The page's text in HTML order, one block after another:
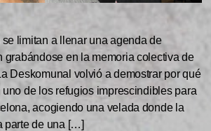
limitan a llenar una agenda de
grabándose en la memoria colectiva de
Deskomunal volvió a demostrar por qué
de los refugios imprescindibles para
acogiendo una velada donde la
parte de una […]